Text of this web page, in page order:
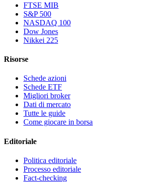
FTSE MIB
S&P 500
NASDAQ 100
Dow Jones
Nikkei 225
Risorse
Schede azioni
Schede ETF
Migliori broker
Dati di mercato
Tutte le guide
Come giocare in borsa
Editoriale
Politica editoriale
Processo editoriale
Fact-checking